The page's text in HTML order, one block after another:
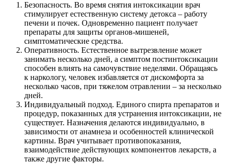
Безопасность. Во время снятия интоксикации врач
стимулирует естественную систему детокса – работу
печени и почек. Одновременно пациент получает
препараты для защиты органов-мишеней,
симптоматические средства.
Оперативность. Естественное вытрезвление может
занимать несколько дней, а симптом постинтоксикации
способен влиять на самочувствие неделями. Обращаясь
к наркологу, человек избавляется от дискомфорта за
несколько часов, при тяжелом отравлении – за несколько
дней.
Индивидуальный подход. Единого спирта препаратов и
процедур, показанных для устранения интоксикации, не
существует. Назначения делаются индивидуально, в
зависимости от анамнеза и особенностей клинической
картины. Врач учитывает противопоказания,
взаимодействие действующих компонентов лекарств, а
также другие факторы.